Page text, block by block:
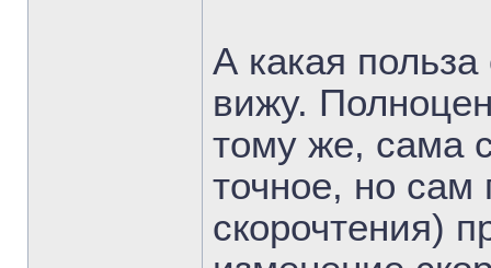
А какая польза
вижу.
тому же, сама
точное, но сам
скорочтения)